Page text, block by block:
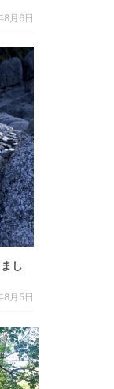
8月6日
し
8月5日